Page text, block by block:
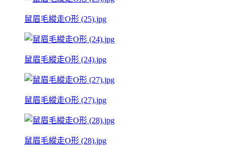
鼠眉毛縱走O形 (25).jpg
鼠眉毛縱走O形 (24).jpg
鼠眉毛縱走O形 (27).jpg
鼠眉毛縱走O形 (28).jpg